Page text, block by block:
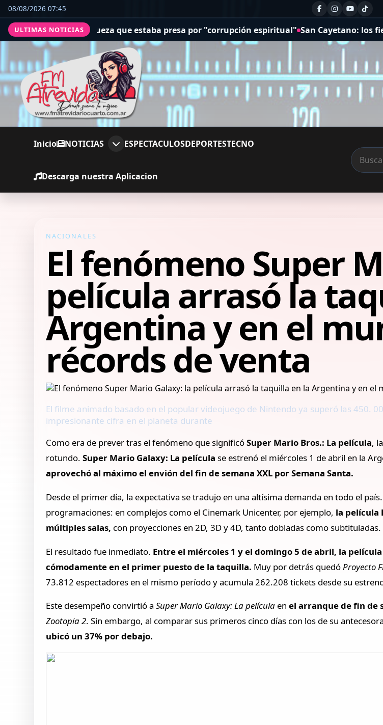
08/08/2026 07:45
ULTIMAS NOTICIAS
jueza que estaba presa por "corrupción espiritual" San Cayetano: los fieles se
Inicio NOTICIAS ESPECTACULOSDEPORTESTECNO
Descarga nuestra Aplicacion
NACIONALES
El fenómeno Super
película arrasó la
Argentina y en el
récords de venta
El filme animado basado en el popular videojuego de Nintendo ya superó las 450.
impresionante cifra en el planeta durante
Como era de prever tras el fenómeno que significóSuper Mario Bros.: La película,
rotundo.Super Mario Galaxy: La película se estrenó el miércoles 1 de abril en la
aprovechó al máximo el envión del fin de semana XXL por Semana Santa.
Desde el primer día, la expectativa se tradujo en una altísima demanda en todo el
programaciones: en complejos como el Cinemark Unicenter, por ejemplo, la película
múltiples salas, con proyecciones en 2D, 3D y 4D, tanto dobladas como subtituladas.
El resultado fue inmediato. Entre el miércoles 1 y el domingo 5 de abril, la
cómodamente en el primer puesto de la taquilla. Muy por detrás quedó Proyecto
73.812 espectadores en el mismo período y acumula 262.208 tickets desde su
Este desempeño convirtió aSuper Mario Galaxy: La película enel arranque de fin de
Zootopia 2. Sin embargo, al comparar sus primeros cinco días con los de su
ubicó un 37% por debajo.